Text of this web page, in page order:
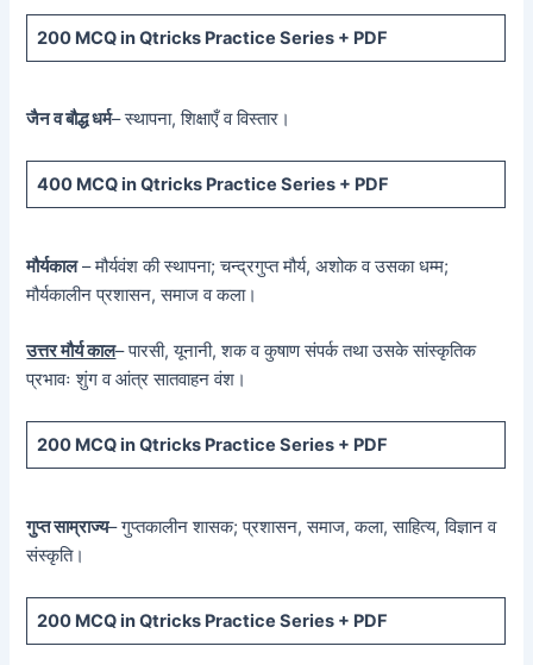
200 MCQin Qtricks Practice Series + PDF
जैन व बौद्ध धर्म– स्थापना, शिक्षाएँ व विस्तार।
400 MCQin Qtricks Practice Series + PDF
मौर्यकाल– मौर्यवंश की स्थापना; चन्द्रगुप्त मौर्य, अशोक व उसका धम्म;
मौर्यकालीन प्रशासन, समाज व कला।
उत्तर मौर्य काल– पारसी, यूनानी, शक व कुषाण संपर्क तथा उसके सांस्कृतिक
प्रभावः शुंग व आंत्र सातवाहन वंश।
200 MCQ in Qtricks Practice Series + PDF
गुप्त साम्राज्य– गुप्तकालीन शासक; प्रशासन, समाज, कला, साहित्य, विज्ञान व
संस्कृति।
200 MCQ in Qtricks Practice Series + PDF